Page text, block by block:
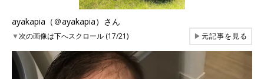
ayakapia（＠ayakapia）さん
▼次の画像は下へスクロール (17/21) ▶元記事を見る